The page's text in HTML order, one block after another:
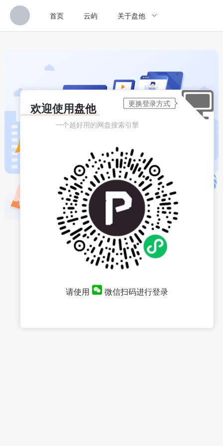
首页 云屿 关于盘他
欢迎使用盘他
一个超好用的网盘搜索引擎
请使用 微信扫码进行登录